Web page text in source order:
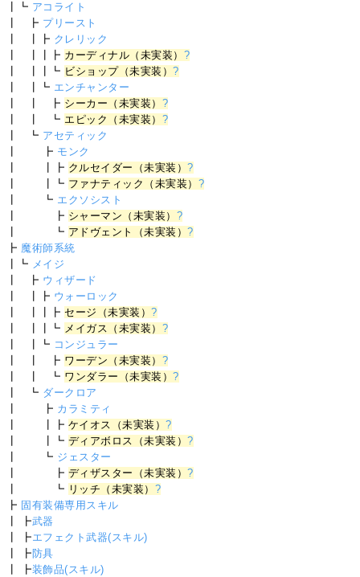
┃┗ アコライト
┃ ┣ プリースト
┃ ┃┣ クレリック
┃ ┃┃┣ カーディナル（未実装） ?
┃ ┃┃┗ ビショップ（未実装）?
┃ ┃┗ エンチャンター
┃ ┃ ┣ シーカー（未実装） ?
┃ ┃ ┗ エピック（未実装） ?
┃ ┗ アセティック
┃ ┣ モンク
┃ ┃┣ クルセイダー（未実装）?
┃ ┃┗ ファナティック（未実装） ?
┃ ┗ エクソシスト
┃ ┣ シャーマン（未実装） ?
┃ ┗ アドヴェント（未実装）?
┣ 魔術師系統
┃┗ メイジ
┃ ┣ ウィザード
┃ ┃┣ ウォーロック
┃ ┃┃┣ セージ（未実装）?
┃ ┃┃┗ メイガス（未実装） ?
┃ ┃┗ コンジュラー
┃ ┃ ┣ ワーデン（未実装） ?
┃ ┃ ┗ ワンダラー（未実装）?
┃ ┗ ダークロア
┃ ┣ カラミティ
┃ ┃┣ ケイオス（未実装）?
┃ ┃┗ ディアボロス（未実装）?
┃ ┗ ジェスター
┃ ┣ ディザスター（未実装）?
┃ ┗ リッチ（未実装） ?
┣ 固有装備専用スキル
┃ ┣武器
┃ ┣エフェクト武器(スキル)
┃ ┣防具
┃ ┣装飾品(スキル)